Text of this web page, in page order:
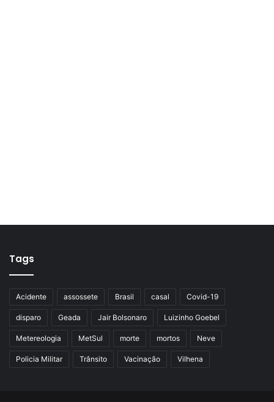
Tags
Acidente assossete Brasil casal Covid-19
disparo Geada Jair Bolsonaro Luizinho Goebel
Metereologia MetSul morte mortos Neve
Policia Militar Trânsito Vacinação Vilhena